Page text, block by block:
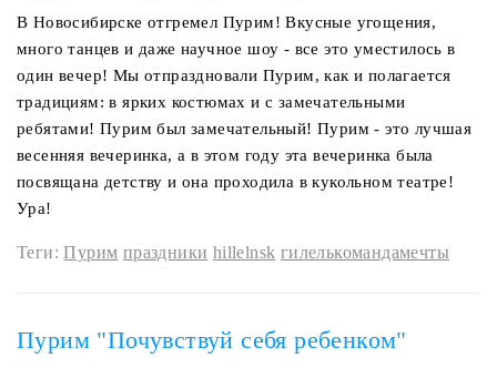
В Новосибирске отгремел Пурим! Вкусные угощения,
много танцев и даже научное шоу - все это уместилось в
один вечер! Мы отпраздновали Пурим, как и полагается
традициям: в ярких костюмах и с замечательными
ребятами! Пурим был замечательный! Пурим - это лучшая
весенняя вечеринка, а в этом году эта вечеринка была
посвящана детству и она проходила в кукольном театре!
Ура!
Теги:Пурим праздники hillelnsk гилелькомандамечты
Пурим "Почувствуй себя ребенком"